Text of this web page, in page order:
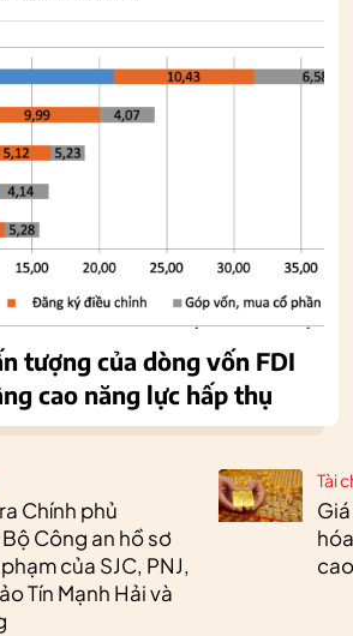
Chính phủ
Công an hồ sơ
của SJC, PNJ,
Tín Mạnh Hải và
Tài
tượng của dòng vốn FDI
cao năng lực hấp thụ